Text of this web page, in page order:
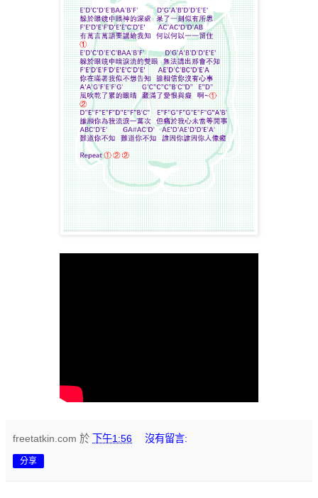
freetatkin.com 於 下午1:56 沒有留言:
分享